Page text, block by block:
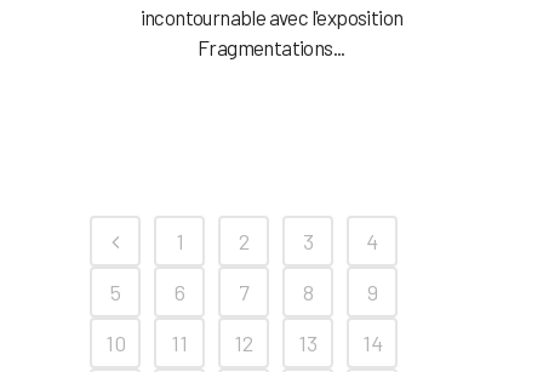
incontournable avec l'exposition
Fragmentations...
1 2 3
4
5
6 7 8
9
10
11 12 13
14